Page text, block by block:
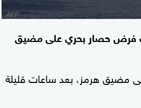
فرض حصار بحري على مضيق
مضيق هرمز، بعد ساعات قليلة